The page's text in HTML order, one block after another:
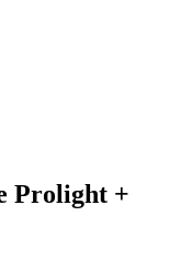
Prolight +